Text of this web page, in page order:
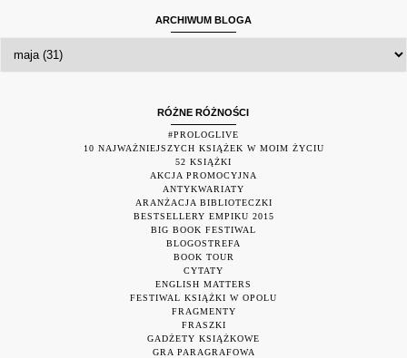
ARCHIWUM BLOGA
RÓŻNE RÓŻNOŚCI
#PROLOGLIVE
10 NAJWAŻNIEJSZYCH KSIĄŻEK W MOIM ŻYCIU
52 KSIĄŻKI
AKCJA PROMOCYJNA
ANTYKWARIATY
ARANŻACJA BIBLIOTECZKI
BESTSELLERY EMPIKU 2015
BIG BOOK FESTIWAL
BLOGOSTREFA
BOOK TOUR
CYTATY
ENGLISH MATTERS
FESTIWAL KSIĄŻKI W OPOLU
FRAGMENTY
FRASZKI
GADŻETY KSIĄŻKOWE
GRA PARAGRAFOWA